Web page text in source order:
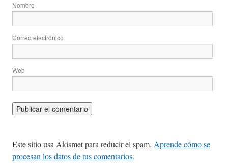
Nombre
Correo electrónico
Web
Este sitio usa Akismet para reducir el spam. Aprende cómo se
procesan los datos de tus comentarios.